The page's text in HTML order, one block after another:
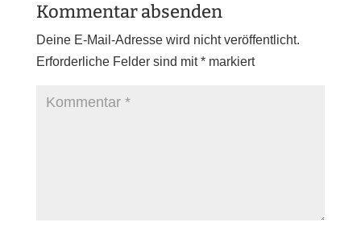
Kommentar absenden
Deine E-Mail-Adresse wird nicht veröffentlicht.
Erforderliche Felder sind mit*markiert